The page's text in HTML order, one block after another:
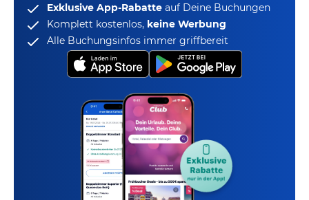
Exklusive App-Rabatte auf Deine Buchungen
Komplett kostenlos, keine Werbung
Alle Buchungsinfos immer griffbereit